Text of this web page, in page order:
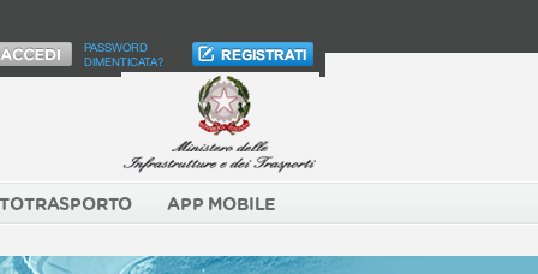
PASSWORD
DIMENTICATA?
APP MOBILE